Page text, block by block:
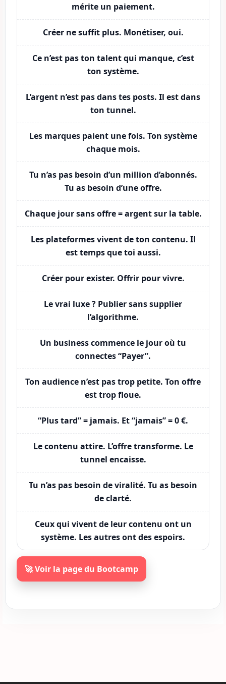
mérite un paiement.
Créer ne suffit plus. Monétiser, oui.
Ce n’est pas ton talent qui manque, c’est
ton système.
L’argent n’est pas dans tes posts. Il est dans
ton tunnel.
Les marques paient une fois. Ton système
chaque mois.
Tu n’as pas besoin d’un million d’abonnés.
Tu as besoin d’une offre.
Chaque jour sans offre = argent sur la table.
Les plateformes vivent de ton contenu. Il
est temps que toi aussi.
Créer pour exister. Offrir pour vivre.
Le vrai luxe ? Publier sans supplier
l’algorithme.
Un business commence le jour où tu
connectes “Payer”.
Ton audience n’est pas trop petite. Ton offre
est trop floue.
“Plus tard” = jamais. Et “jamais” = 0 €.
Le contenu attire. L’offre transforme. Le
tunnel encaisse.
Tu n’as pas besoin de viralité. Tu as besoin
de clarté.
Ceux qui vivent de leur contenu ont un
système. Les autres ont des espoirs.
🚀 Voir la page du Bootcamp